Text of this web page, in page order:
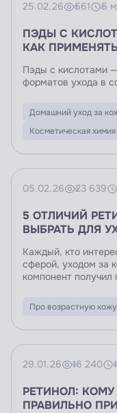
25.02.26 561 5
ПЭДЫ С
КАК
Пэды с кислотами
форматов ухода в
Домашний уход за
Косметическая химия
05.02.26 23 639
5 ОТЛИЧИЙ
ВЫБРАТЬ ДЛЯ
Каждый, кто
сферой, уходом за
компонент получил
Про возрастную кожу
29.01.26 16 240
РЕТИНОЛ:
ПРАВИЛЬНО